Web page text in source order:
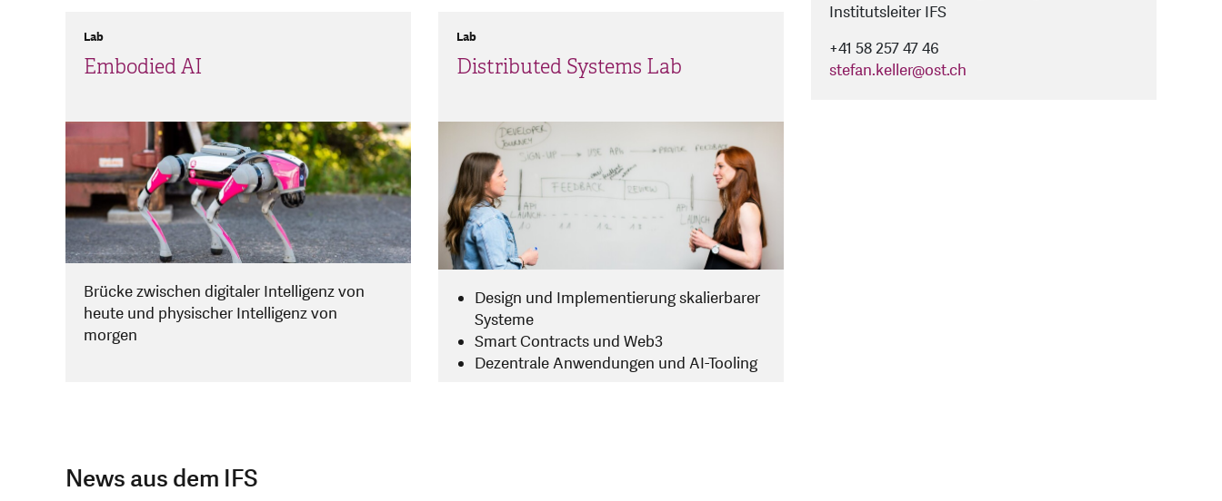
Embodied AI
Lab
Brücke zwischen digitaler Intelligenz von
heute und physischer Intelligenz von
morgen
Distributed Systems Lab
Lab
Design und Implementierung skalierbarer
Systeme
Smart Contracts und Web3
Dezentrale Anwendungen und AI-Tooling
News aus dem IFS
Institutsleiter IFS
+41 58 257 47 46
stefan.keller@ost.ch